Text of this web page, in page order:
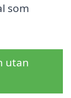
som
utan